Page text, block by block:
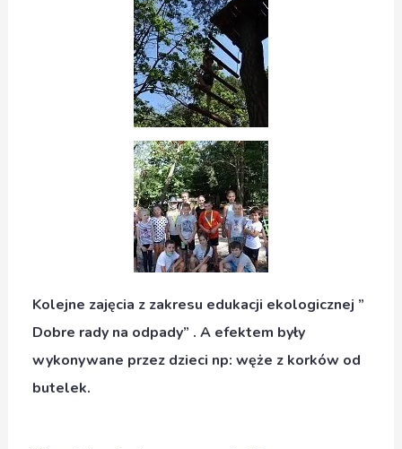
Kolejne zajęcia z zakresu edukacji ekologicznej ”
Dobre rady na odpady” . A efektem były
wykonywane przez dzieci np: węże z korków od
butelek.